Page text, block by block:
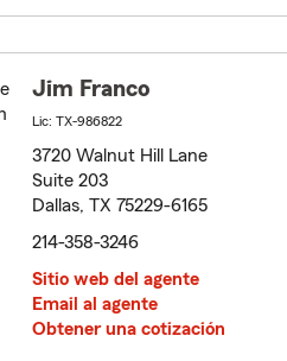
Jim Franco
Lic: TX-986822
3720 Walnut Hill Lane
Suite 203
Dallas, TX 75229-6165
214-358-3246
Sitio web del agente
Email al agente
Obtener una cotización